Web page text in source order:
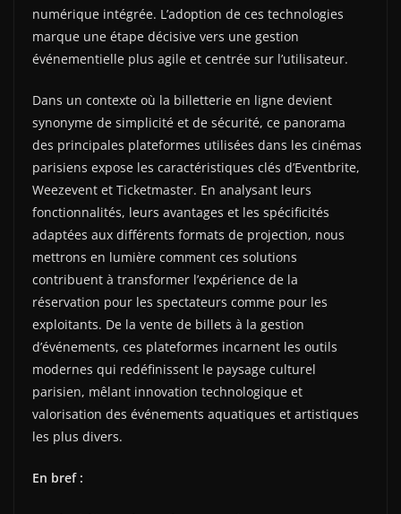
numérique intégrée. L’adoption de ces technologies
marque une étape décisive vers une gestion
événementielle plus agile et centrée sur l’utilisateur.
Dans un contexte où la billetterie en ligne devient
synonyme de simplicité et de sécurité, ce panorama
des principales plateformes utilisées dans les cinémas
parisiens expose les caractéristiques clés d’Eventbrite,
Weezevent et Ticketmaster. En analysant leurs
fonctionnalités, leurs avantages et les spécificités
adaptées aux différents formats de projection, nous
mettrons en lumière comment ces solutions
contribuent à transformer l’expérience de la
réservation pour les spectateurs comme pour les
exploitants. De la vente de billets à la gestion
d’événements, ces plateformes incarnent les outils
modernes qui redéfinissent le paysage culturel
parisien, mêlant innovation technologique et
valorisation des événements aquatiques et artistiques
les plus divers.
En bref :